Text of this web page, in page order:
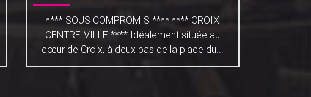
**** SOUS COMPROMIS **** **** CROIX
CENTRE-VILLE **** Idéalement située au
cœur de Croix, à deux pas de la place du...